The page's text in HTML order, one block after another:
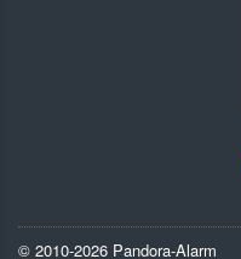
© 2010-2026 Pandora-Alarm